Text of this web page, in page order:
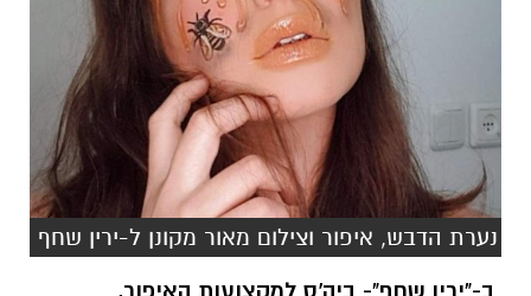
נערת הדבש, איפור וצילום מאור מקונן ל-ירין שחף